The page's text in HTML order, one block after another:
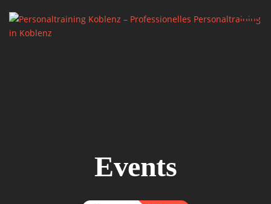
Events